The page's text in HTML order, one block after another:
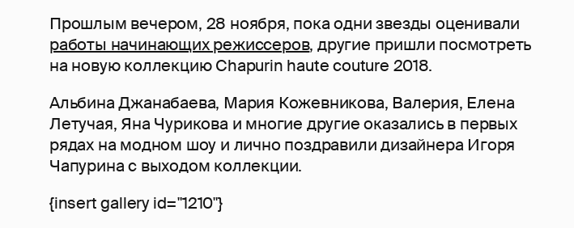
Прошлым вечером, 28 ноября, пока одни звезды оценивали
работы начинающих режиссеров, другие пришли посмотреть
на новую коллекцию Chapurin haute couture 2018.
Альбина Джанабаева, Мария Кожевникова, Валерия, Елена
Летучая, Яна Чурикова и многие другие оказались в первых
рядах на модном шоу и лично поздравили дизайнера Игоря
Чапурина с выходом коллекции.
{insert gallery id="1210"}